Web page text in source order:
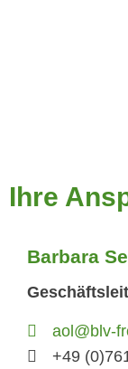
Ihre
Barbara
aol@blv-
+49